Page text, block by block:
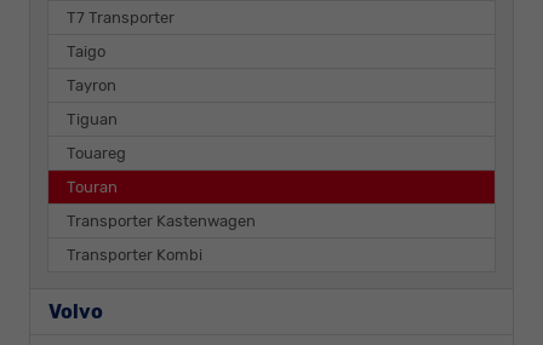
T7 Transporter
Taigo
Tayron
Tiguan
Touareg
Touran
Transporter Kastenwagen
Transporter Kombi
Volvo